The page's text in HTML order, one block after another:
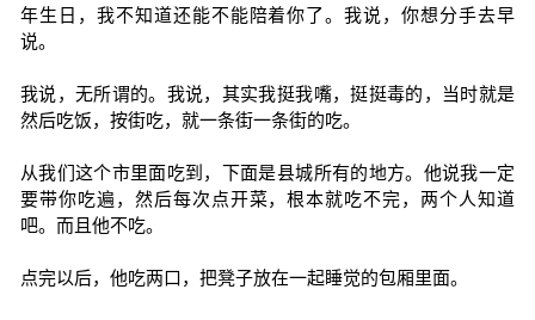
年生日，我不知道还能不能陪着你了。我说，你想分手去早
说。
我说，无所谓的。我说，其实我挺我嘴，挺挺毒的，当时就是
然后吃饭，按街吃，就一条街一条街的吃。
从我们这个市里面吃到，下面是县城所有的地方。他说我一定
要带你吃遍，然后每次点开菜，根本就吃不完，两个人知道
吧。而且他不吃。
点完以后，他吃两口，把凳子放在一起睡觉的包厢里面。